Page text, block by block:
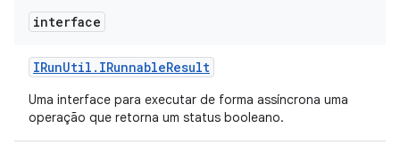
interface
IRunUtil . IRunnableResult
Uma interface para executar de forma assíncrona uma
operação que retorna um status booleano.